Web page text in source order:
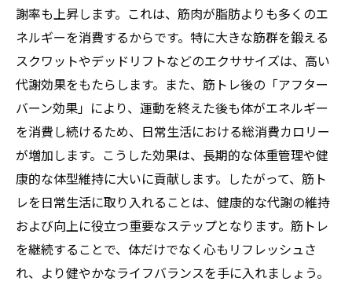
謝率も上昇します。これは、筋肉が脂肪よりも多くのエ
ネルギーを消費するからです。特に大きな筋群を鍛える
スクワットやデッドリフトなどのエクササイズは、高い
代謝効果をもたらします。また、筋トレ後の「アフター
バーン効果」により、運動を終えた後も体がエネルギー
を消費し続けるため、日常生活における総消費カロリー
が増加します。こうした効果は、長期的な体重管理や健
康的な体型維持に大いに貢献します。したがって、筋ト
レを日常生活に取り入れることは、健康的な代謝の維持
および向上に役立つ重要なステップとなります。筋トレ
を継続することで、体だけでなく心もリフレッシュさ
れ、より健やかなライフバランスを手に入れましょう。